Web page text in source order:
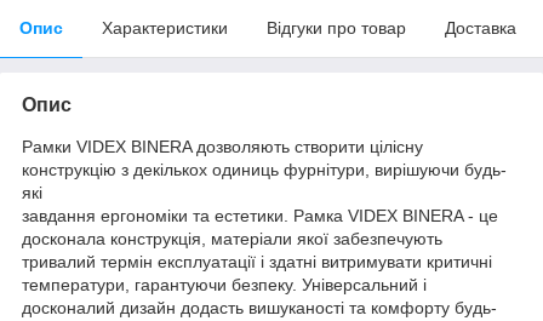
Опис Характеристики Відгуки про товар Доставка
Опис
Рамки VIDEX BINERA дозволяють створити цілісну
конструкцію з декількох одиниць фурнітури, вирішуючи будь-
які
завдання ергономіки та естетики. Рамка VIDEX BINERA - це
досконала конструкція, матеріали якої забезпечують
тривалий термін експлуатації і здатні витримувати критичні
температури, гарантуючи безпеку. Універсальний і
досконалий дизайн додасть вишуканості та комфорту будь-